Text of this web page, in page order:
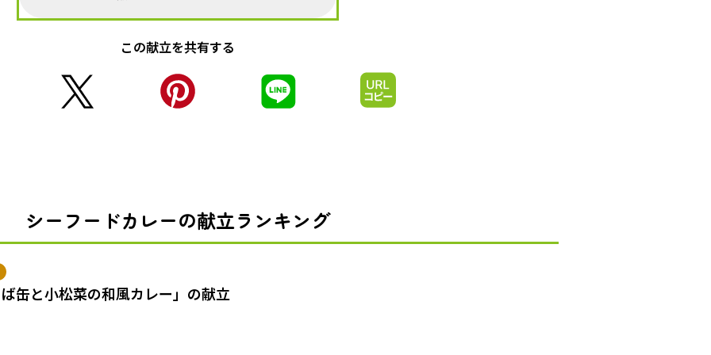
この献立を共有する
シーフードカレーの献立ランキング
缶と小松菜の和風カレー」の献立